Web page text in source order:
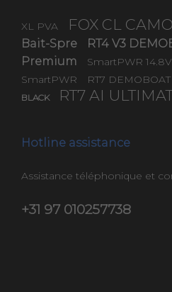
XL PVA FOX CL
Bait-Spre
RT4 V3
Premium
SmartPWR 14.8V
SmartPWR
RT7 DEMOBOAT
BLACK
RT7 AI
Hotline assistance
Assistance téléphonique et
+31 97 010257738